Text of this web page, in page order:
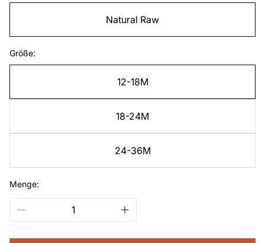
Natural Raw
Größe:
12-18M
18-24M
24-36M
Menge: